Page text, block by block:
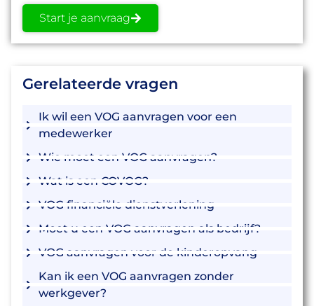
Start je aanvraag
Gerelateerde vragen
Ik wil een VOG aanvragen voor een
medewerker
Wie moet een VOG aanvragen?
Wat is een COVOG?
VOG financiële dienstverlening
Moet u een VOG aanvragen als bedrijf?
VOG aanvragen voor de kinderopvang
Kan ik een VOG aanvragen zonder
werkgever?